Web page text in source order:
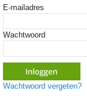
E-mailadres
Wachtwoord
Wachtwoord vergeten?